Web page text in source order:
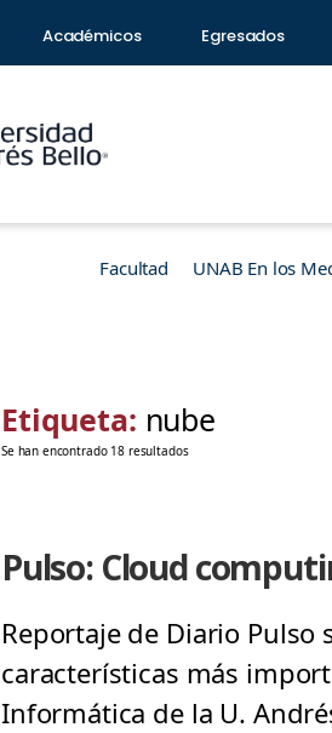
Académicos Egresados
Facultad UNAB En los
Etiqueta: nube
Se han encontrado 18 resultados
Pulso: Cloud
Reportaje de Diario
características más
Informática de la U.